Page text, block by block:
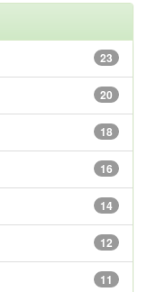
23
20
18
16
14
12
11